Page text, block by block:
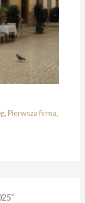
, Pierwsza firma,